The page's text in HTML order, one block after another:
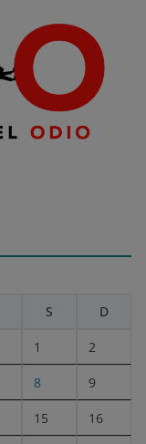
S D
1 2
8 9
15 16